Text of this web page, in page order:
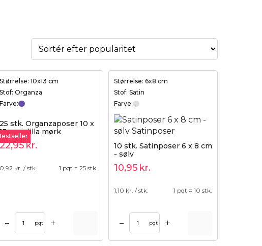
Størrelse: 10x13 cm
Stof: Organza
Farve:
25 stk. Organzaposer 10 x
13 cm - lilla mørk
22,95kr.
0,92 kr. / stk. 1 pqt = 25 stk.
– pqt +
Størrelse: 6x8 cm
Stof: Satin
Farve:
10 stk. Satinposer 6 x 8 cm
- sølv
10,95 kr.
1,10 kr. / stk. 1 pqt = 10 stk.
– pqt +